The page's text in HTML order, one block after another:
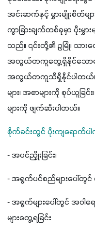
အင်းဆက်နှင့် မွှားမျိုးစိတ်မျ
ကွာခြားချက်တစ်ခုမှာ ပိုးမွှာ
သည်။ ၎င်းတို့၏ ဥမြုံ၊ သားလ
အလွယ်တကူတွေ့ရှိနိုင်သောက
အလွယ်တကူသိရှိနိုင်ပါတယ်။ ဖ
များ၊ အစာများကို စုပ်ယူခ
များကို ဖျက်ဆီးပါတယ်။
စိုက်ခင်းတွင် ပိုးကျရောက်ပ
- အပင်ညှိုးခြင်း၊
- အရွက်ပင်စည်များပေါ်တွင်
- အရွက်များပေါ်တွင် အဝါ
များတွေ့ရခြင်း